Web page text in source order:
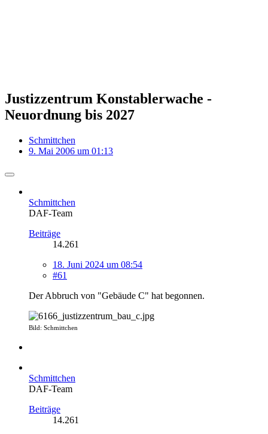
Justizzentrum Konstablerwache -
Neuordnung bis 2027
Schmittchen
9. Mai 2006 um 01:13
Schmittchen
DAF-Team
Beiträge
14.261
18. Juni 2024 um 08:54
#61
Der Abbruch von "Gebäude C" hat begonnen.
Bild: Schmittchen
Schmittchen
DAF-Team
Beiträge
14.261